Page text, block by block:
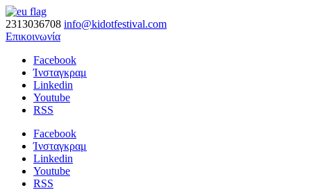
2313036708 info@kidotfestival.com
Επικοινωνία
Facebook
Ίνσταγκραμ
Linkedin
Youtube
RSS
Facebook
Ίνσταγκραμ
Linkedin
Youtube
RSS